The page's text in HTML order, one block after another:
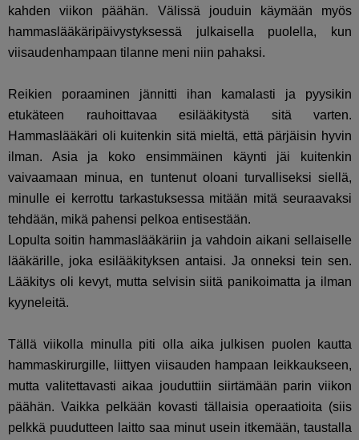
kahden viikon päähän. Välissä jouduin käymään myös
hammaslääkäripäivystyksessä julkaisella puolella, kun
viisaudenhampaan tilanne meni niin pahaksi.
Reikien poraaminen jännitti ihan kamalasti ja pyysikin
etukäteen rauhoittavaa esilääkitystä sitä varten.
Hammaslääkäri oli kuitenkin sitä mieltä, että pärjäisin hyvin
ilman. Asia ja koko ensimmäinen käynti jäi kuitenkin
vaivaamaan minua, en tuntenut oloani turvalliseksi siellä,
minulle ei kerrottu tarkastuksessa mitään mitä seuraavaksi
tehdään, mikä pahensi pelkoa entisestään.
Lopulta soitin hammaslääkäriin ja vahdoin aikani sellaiselle
lääkärille, joka esilääkityksen antaisi. Ja onneksi tein sen.
Lääkitys oli kevyt, mutta selvisin siitä panikoimatta ja ilman
kyyneleitä.
Tällä viikolla minulla piti olla aika julkisen puolen kautta
hammaskirurgille, liittyen viisauden hampaan leikkaukseen,
mutta valitettavasti aikaa jouduttiin siirtämään parin viikon
päähän. Vaikka pelkään kovasti tällaisia operaatioita (siis
pelkkä puudutteen laitto saa minut usein itkemään, taustalla